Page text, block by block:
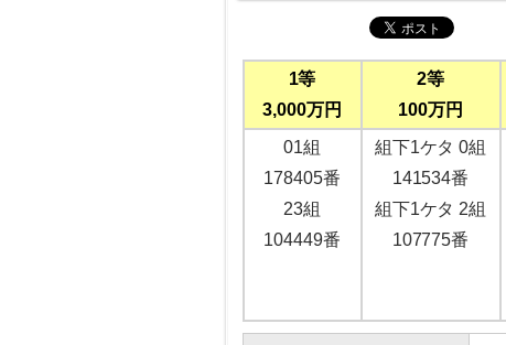
1等
3,000万円
2等
100万円
01組
178405番
23組
104449番
組下1ケタ 0組
141534番
組下1ケタ 2組
107775番